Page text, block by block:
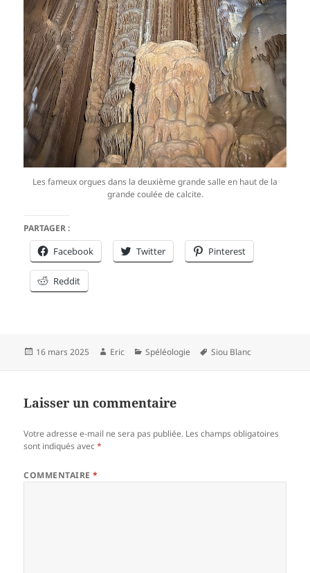
Les fameux orgues dans la deuxième grande salle en haut de la
grande coulée de calcite.
PARTAGER :
Facebook Twitter Pinterest
Reddit
Publié
16 mars 2025 Auteur
Eric Catégories
Spéléologie
Mots-
Siou Blanc
Laisser un commentaire
Votre adresse e-mail ne sera pas publiée. Les champs obligatoires
sont indiqués avec*
COMMENTAIRE*